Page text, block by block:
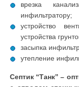
врезка
инфильтратору;
устройство
устройства
засыпка
утепление
Септик “Танк” –